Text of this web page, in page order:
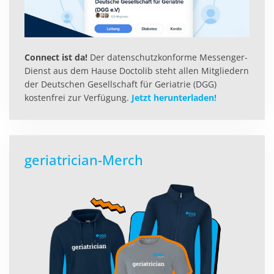
Connect ist da! Der datenschutzkonforme Messenger-
Dienst aus dem Hause Doctolib steht allen Mitgliedern
der Deutschen Gesellschaft für Geriatrie (DGG)
kostenfrei zur Verfügung. Jetzt herunterladen!
geriatrician-Merch